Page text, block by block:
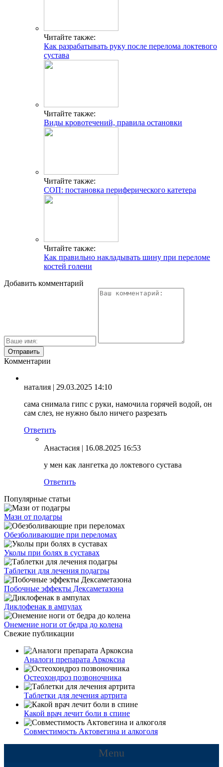
Читайте также:
Как разрабатывать руку после перелома локтевого
сустава
Читайте также:
Виды кровотечений, правила остановки
Читайте также:
СОП: постановка периферического катетера
Читайте также:
Как правильно накладывать шину при переломе
костей голени
Добавить комментарий
Комментарии
наталия | 29.03.2025 14:10
сама снимала гипс с руки, намочила горячей водой, он
сам слез, не нужно было ничего разрезать
Ответить
Анастасия | 16.08.2025 16:53
у мен как лангетка до локтевого сустава
Ответить
Популярные статьи
Мази от подагры
Обезболивающие при переломах
Уколы при болях в суставах
Таблетки для лечения подагры
Побочные эффекты Дексаметазона
Диклофенак в ампулах
Онемение ноги от бедра до колена
Свежие публикации
Аналоги препарата Аркоксиа
Остеохондроз позвоночника
Таблетки для лечения артрита
Какой врач лечит боли в спине
Совместимость Актовегина и алкоголя
Menu